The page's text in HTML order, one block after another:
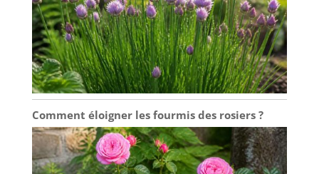
Comment éloigner les fourmis des rosiers ?